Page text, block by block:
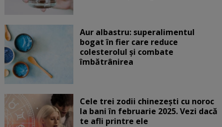
Aur albastru: superalimentul
bogat în fier care reduce
colesterolul și combate
îmbătrânirea
Cele trei zodii chinezești cu noroc
la bani în februarie 2025. Vezi dacă
te afli printre ele